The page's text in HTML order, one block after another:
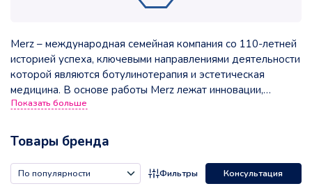
Merz – международная семейная компания со 110-летней
историей успеха, ключевыми направлениями деятельности
которой являются ботулинотерапия и эстетическая
медицина. В основе работы Merz лежат инновации,
сотрудничество и доверие. Стремление компании
и лучше жить позволяет выстраивать доверительные
отношения с партнёрами и пациентами.
Показать больше
Товары бренда
Фильтры Консультация